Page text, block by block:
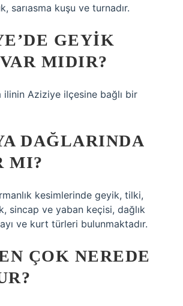
sarıasma kuşu ve turnadır.
GEYIK
MIDIR?
ilinin Aziziye ilçesine bağlı bir
DAĞLARINDA
MI?
kesimlerinde geyik, tilki,
sincap ve yaban keçisi, dağlık
ve kurt türleri bulunmaktadır.
ÇOK NEREDE